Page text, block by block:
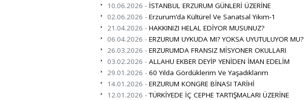
10.06.2026 - İSTANBUL ERZURUM GÜNLERİ ÜZERİNE
02.06.2026 - Erzurum’da Kültürel Ve Sanatsal Yıkım-1
21.04.2026 - HAKKINIZI HELAL EDİYOR MUSUNUZ?
06.04.2026 - ERZURUM UYKUDA MI? YOKSA UYUTULUYOR MU?
26.03.2026 - ERZURUMDA FRANSIZ MİSYONER OKULLARI
03.02.2026 - ALLAHU EKBER DEYİP YENİDEN İMAN EDELİM
29.01.2026 - 60 Yılda Gördüklerim Ve Yaşadıklarım
14.01.2026 - ERZURUM KONGRE BİNASI TARİHİ
12.01.2026 -TÜRKİYEDE İÇ CEPHE TARTIŞMALARI ÜZERİNE